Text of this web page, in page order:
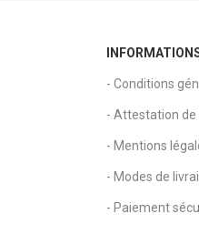
- Conditions
- Attestation de
- Mentions
- Modes de
- Paiement